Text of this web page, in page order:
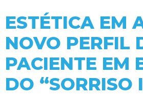
ESTÉTICA EM
NOVO PERFIL
PACIENTE EM
DO “SORRISO